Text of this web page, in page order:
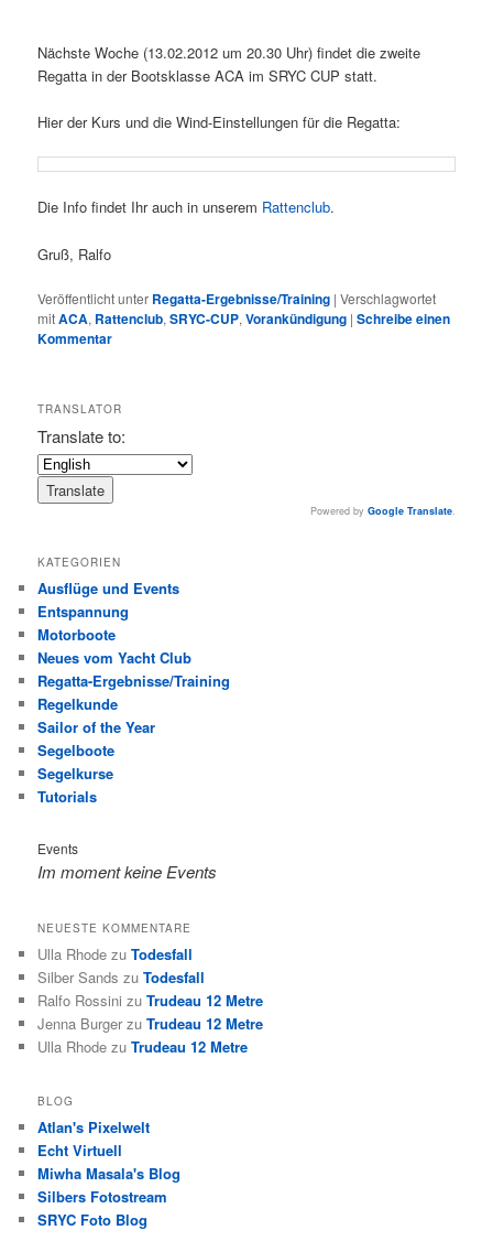
Nächste Woche (13.02.2012 um 20.30 Uhr) findet die zweite
Regatta in der Bootsklasse ACA im SRYC CUP statt.
Hier der Kurs und die Wind-Einstellungen für die Regatta:
Die Info findet Ihr auch in unserem Rattenclub.
Gruß, Ralfo
Veröffentlicht unter Regatta-Ergebnisse/Training |Verschlagwortet
mitACA, Rattenclub,SRYC-CUP,Vorankündigung |Schreibe einen
Kommentar
TRANSLATOR
Translate to:
Powered by Google Translate.
KATEGORIEN
Ausflüge und Events
Entspannung
Motorboote
Neues vom Yacht Club
Regatta-Ergebnisse/Training
Regelkunde
Sailor of the Year
Segelboote
Segelkurse
Tutorials
Events
Im moment keine Events
NEUESTE KOMMENTARE
Ulla Rhode zuTodesfall
Silber Sands zuTodesfall
Ralfo Rossini zuTrudeau 12 Metre
Jenna Burger zuTrudeau 12 Metre
Ulla Rhode zuTrudeau 12 Metre
BLOG
Atlan's Pixelwelt
Echt Virtuell
Miwha Masala's Blog
Silbers Fotostream
SRYC Foto Blog